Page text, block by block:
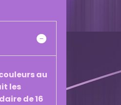
au
les
de 16